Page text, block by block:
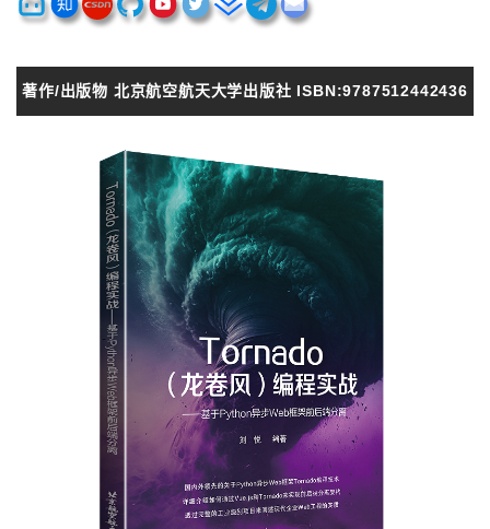
著作/出版物 北京航空航天大学出版社 ISBN:9787512442436